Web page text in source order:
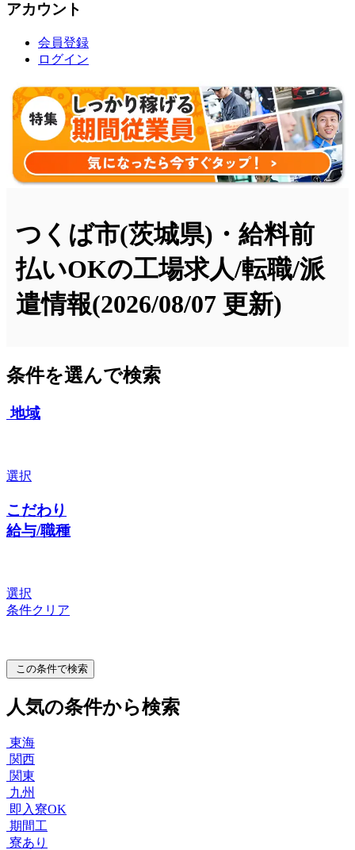
アカウント
会員登録
ログイン
つくば市(茨城県)・給料前
払いOKの工場求人/転職/派
遣情報(2026/08/07 更新)
条件を選んで検索
地域
選択
こだわり
給与/職種
選択
条件クリア
この条件で検索
人気の条件から検索
東海
関西
関東
九州
即入寮OK
期間工
寮あり